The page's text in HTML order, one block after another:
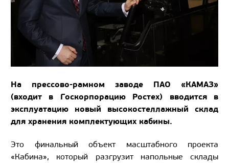
На прессово-рамном заводе ПАО «КАМАЗ»
(входит в Госкорпорацию Ростех) вводится в
эксплуатацию новый высокостеллажный склад
для хранения комплектующих кабины.
Это финальный объект масштабного проекта
«Кабина», который разгрузит напольные склады